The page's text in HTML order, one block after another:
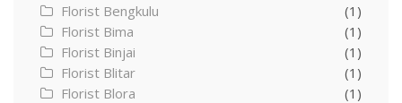
Florist Bengkulu
(1)
Florist Bima
(1)
Florist Binjai
(1)
Florist Blitar
(1)
Florist Blora
(1)